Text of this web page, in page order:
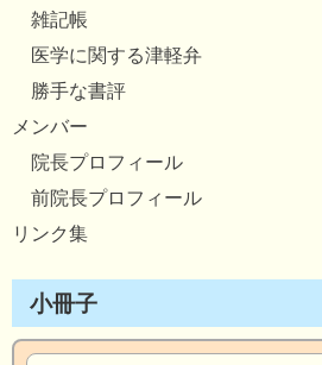
雑記帳
医学に関する津軽弁
勝手な書評
メンバー
院長プロフィール
前院長プロフィール
リンク集
小冊子